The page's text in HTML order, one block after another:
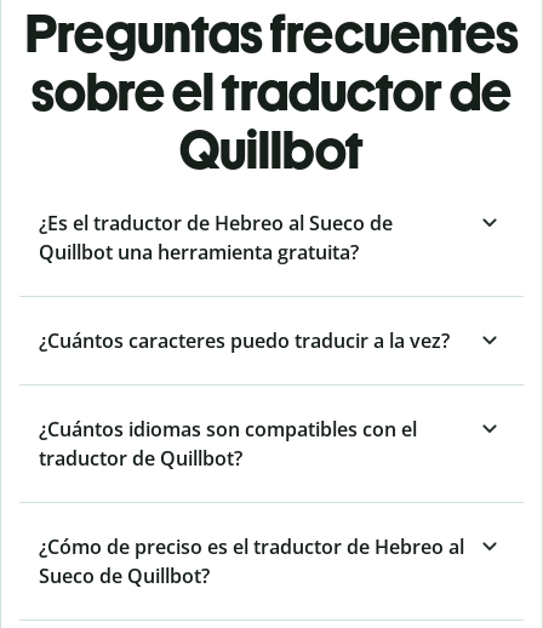
Preguntas frecuentes
sobre el traductor de
Quillbot
¿Es el traductor de Hebreo al Sueco de
Quillbot una herramienta gratuita?
¿Cuántos caracteres puedo traducir a la vez?
¿Cuántos idiomas son compatibles con el
traductor de Quillbot?
¿Cómo de preciso es el traductor de Hebreo al
Sueco de Quillbot?